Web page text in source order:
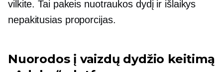
vilkite. Tai pakeis nuotraukos dydį ir išlaikys
nepakitusias proporcijas.
Nuorodos į vaizdų dydžio keitimą